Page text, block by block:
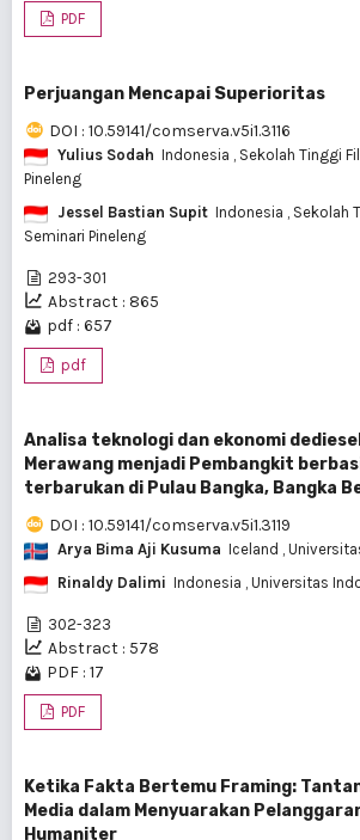
PDF
Perjuangan Mencapai Superioritas
DOI : 10.59141/comserva.v5i1.3116
Yulius Sodah Indonesia , Sekolah Tinggi
Pineleng
Jessel Bastian Supit Indonesia , Sekolah
Seminari Pineleng
293-301
Abstract : 865
pdf : 657
pdf
Analisa teknologi dan ekonomi
Merawang menjadi Pembangkit
terbarukan di Pulau Bangka, Bangka
DOI : 10.59141/comserva.v5i1.3119
Arya Bima Aji Kusuma Iceland ,
Rinaldy Dalimi Indonesia , Universitas
302-323
Abstract : 578
PDF : 17
PDF
Ketika Fakta Bertemu Framing:
Media dalam Menyuarakan
Humaniter